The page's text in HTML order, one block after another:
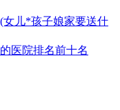
儿*孩子娘家要送什
医院排名前十名